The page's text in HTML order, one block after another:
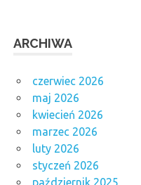
ARCHIWA
czerwiec 2026
maj 2026
kwiecień 2026
marzec 2026
luty 2026
styczeń 2026
październik 2025